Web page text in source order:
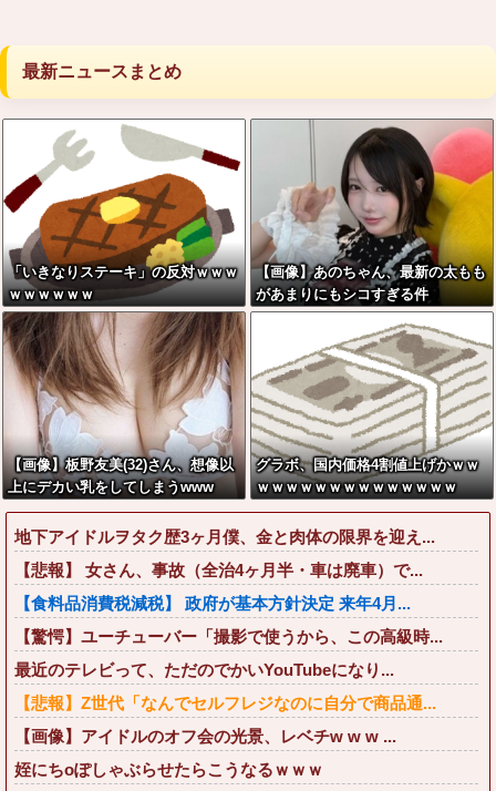
最新ニュースまとめ
「いきなりステーキ」の反対ｗｗｗ
ｗｗｗｗｗｗ
【画像】あのちゃん、最新の太もも
があまりにもシコすぎる件
【画像】板野友美(32)さん、想像以
上にデカい乳をしてしまうwww
グラボ、国内価格4割値上げかｗｗ
ｗｗｗｗｗｗｗｗｗｗｗｗｗｗ
地下アイドルヲタク歴3ヶ月僕、金と肉体の限界を迎え...
【悲報】 女さん、事故（全治4ヶ月半・車は廃車）で...
【食料品消費税減税】 政府が基本方針決定 来年4月...
【驚愕】ユーチューバー「撮影で使うから、この高級時...
最近のテレビって、ただのでかいYouTubeになり...
【悲報】Z世代「なんでセルフレジなのに自分で商品通...
【画像】アイドルのオフ会の光景、レベチw w w ...
姪にちoぽしゃぶらせたらこうなるｗｗｗ